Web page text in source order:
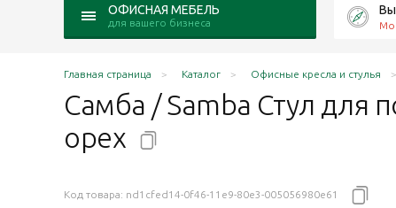
ОФИСНАЯ МЕБЕЛЬ
для вашего бизнеса
Главная страница Каталог Офисные кресла и стулья
Самба / Samba Стул для
орех
Код товара: nd1cfed14-0f46-11e9-80e3-005056980e61